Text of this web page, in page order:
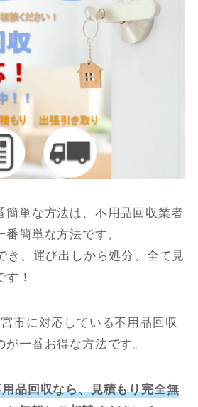
簡単な方法は、不用品回収業者
簡単な方法です。
き、運び出しから処分、全て見
！
市に対応している不用品回収
一番お得な方法です。
品回収なら、見積もり完全無